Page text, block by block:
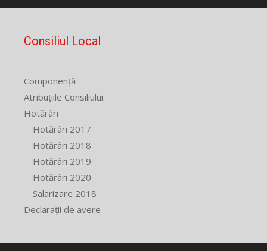
Consiliul Local
Componență
Atribuțiile Consiliului
Hotărâri
Hotărâri 2017
Hotărâri 2018
Hotărâri 2019
Hotărâri 2020
Salarizare 2018
Declarații de avere